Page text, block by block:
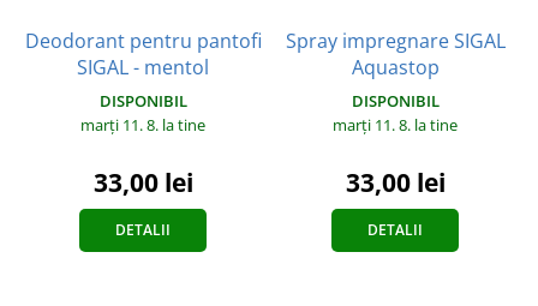
Deodorant pentru pantofi
SIGAL - mentol
DISPONIBIL
marți 11. 8. la tine
33,00 lei
DETALII
Spray impregnare SIGAL
Aquastop
DISPONIBIL
marți 11. 8. la tine
33,00 lei
DETALII